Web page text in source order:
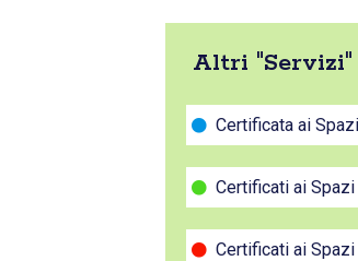
Altri "Servizi"
Certificata ai
Certificati ai Spazi
Certificati ai Spazi